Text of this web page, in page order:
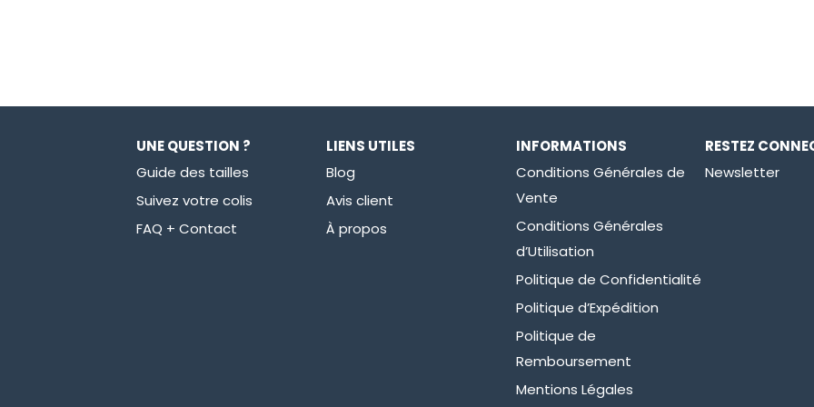
UNE QUESTION ?
Guide des tailles
Suivez votre colis
FAQ + Contact
LIENS UTILES
Blog
Avis client
À propos
INFORMATIONS
Conditions Générales de
Vente
Conditions Générales
d’Utilisation
Politique de Confidentialité
Politique d’Expédition
Politique de
Remboursement
Mentions Légales
RESTEZ
Newsletter